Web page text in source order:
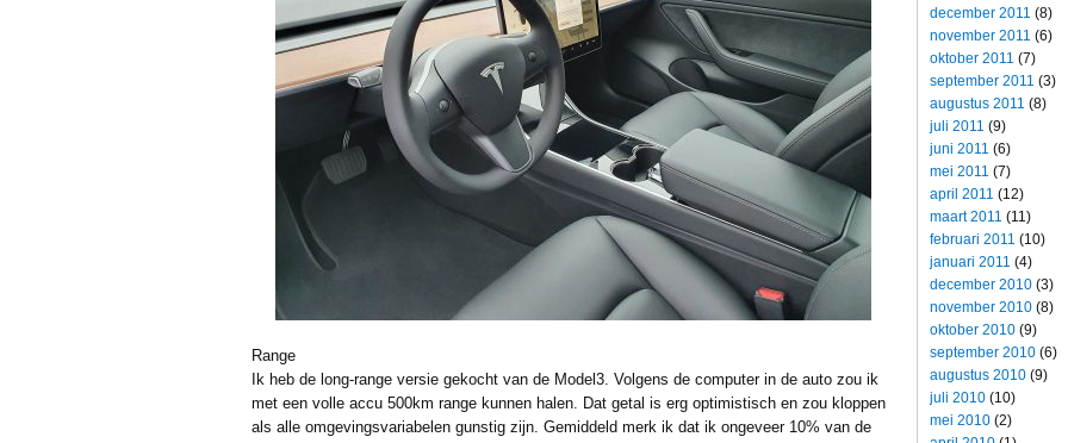
Range
Ik heb de long-range versie gekocht van de Model3. Volgens de computer in de auto zou ik
met een volle accu 500km range kunnen halen. Dat getal is erg optimistisch en zou kloppen
als alle omgevingsvariabelen gunstig zijn. Gemiddeld merk ik dat ik ongeveer 10% van de
december 2011 (8)
november 2011 (6)
oktober 2011 (7)
september 2011 (3)
augustus 2011 (8)
juli 2011 (9)
juni 2011 (6)
mei 2011 (7)
april 2011 (12)
maart 2011 (11)
februari 2011 (10)
januari 2011 (4)
december 2010 (3)
november 2010 (8)
oktober 2010 (9)
september 2010 (6)
augustus 2010 (9)
juli 2010 (10)
mei 2010 (2)